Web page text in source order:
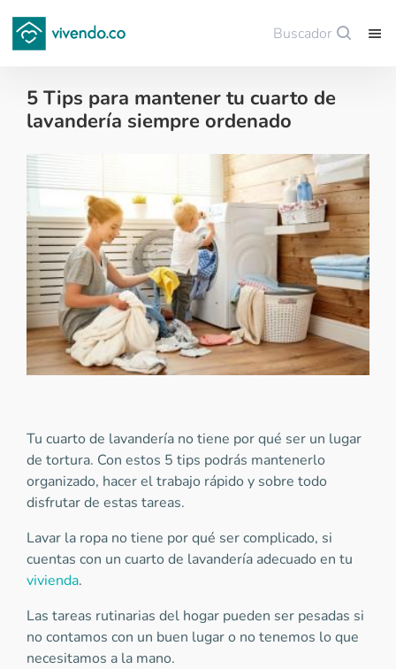
Buscador
5 Tips para mantener tu cuarto de
lavandería siempre ordenado
Decoración - 2020-02-28
Tu cuarto de lavandería no tiene por qué ser un lugar
de tortura. Con estos 5 tips podrás mantenerlo
organizado, hacer el trabajo rápido y sobre todo
disfrutar de estas tareas.
Lavar la ropa no tiene por qué ser complicado, si
cuentas con un cuarto de lavandería adecuado en tu
vivienda.
Las tareas rutinarias del hogar pueden ser pesadas si
no contamos con un buen lugar o no tenemos lo que
necesitamos a la mano.
Guardar